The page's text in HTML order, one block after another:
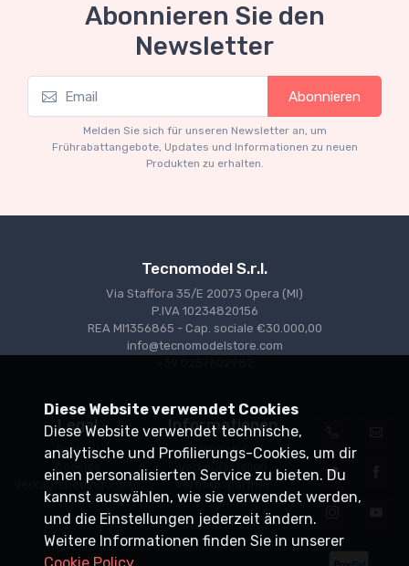
Mythos Collection 1-18
Ferrari 166 MM Abarth Metallic Silver Press
€227.05 €239.00
Abonnieren Sie den
Newsletter
Abonnieren
Melden Sie sich für unseren Newsletter an, um
Frührabattangebote, Updates und Informationen zu neuen
Produkten zu erhalten.
Tecnomodel S.r.l.
Via Staffora 35/E 20073 Opera (MI)
P.IVA 10234820156
REA MI1356865 - Cap. sociale €30.000,00
info@tecnomodelstore.com
Legal
Privacy
Cookies
Verkaufsbedingungen
Informationen
Versand
Verkaufsstellen
Vertriebspartner
Diese Website verwendet Cookies
Diese Website verwendet technische,
analytische und Profilierungs-Cookies, um dir
einen personalisierten Service zu bieten. Du
kannst auswählen, wie sie verwendet werden,
und die Einstellungen jederzeit ändern.
Weitere Informationen finden Sie in unserer